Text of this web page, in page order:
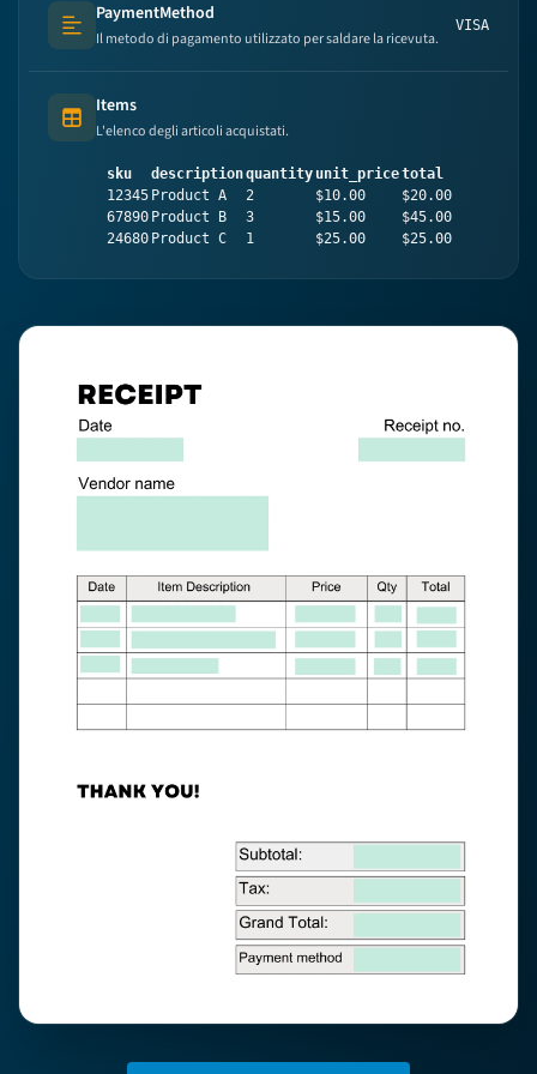
Text (multi-lines)
PaymentMethod
Il metodo di pagamento utilizzato per saldare la ricevuta.
VISA
Table (list of items)
Items
L'elenco degli articoli acquistati.
sku descriptionquantity unit_pricetotal
12345 Product A 2 $10.00
$20.00
67890 Product B 3 $15.00
$45.00
24680 Product C 1 $25.00 $25.00